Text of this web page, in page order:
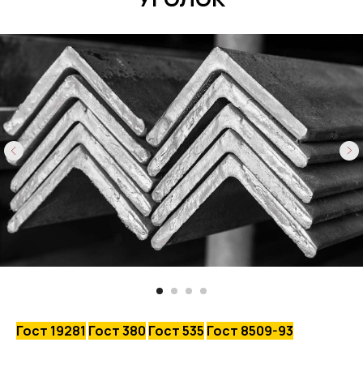
Гост 19281 Гост 380 Гост 535 Гост 8509-93